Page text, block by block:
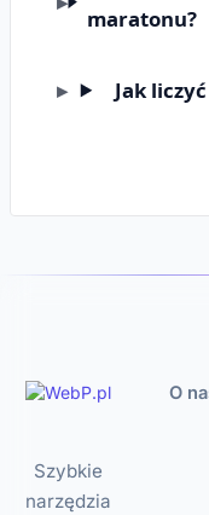
maratonu?
Jak
Szybkie
narzędzia
O